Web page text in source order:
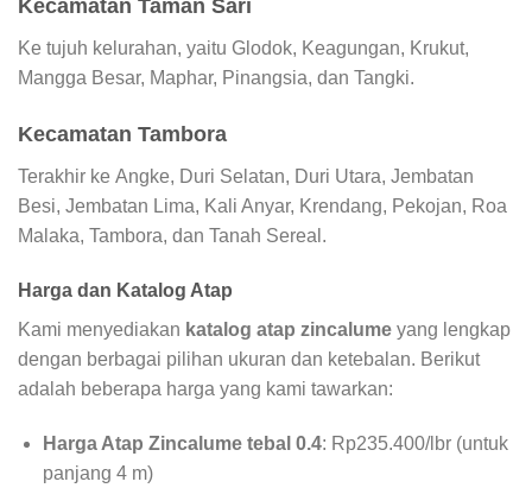
Kecamatan Taman Sari
Ke tujuh kelurahan, yaitu Glodok, Keagungan, Krukut,
Mangga Besar, Maphar, Pinangsia, dan Tangki.
Kecamatan Tambora
Terakhir ke Angke, Duri Selatan, Duri Utara, Jembatan
Besi, Jembatan Lima, Kali Anyar, Krendang, Pekojan, Roa
Malaka, Tambora, dan Tanah Sereal.
Harga dan Katalog Atap
Kami menyediakan katalog atap zincalume yang lengkap
dengan berbagai pilihan ukuran dan ketebalan. Berikut
adalah beberapa harga yang kami tawarkan:
Harga Atap Zincalume tebal 0.4: Rp235.400/lbr (untuk
panjang 4 m)